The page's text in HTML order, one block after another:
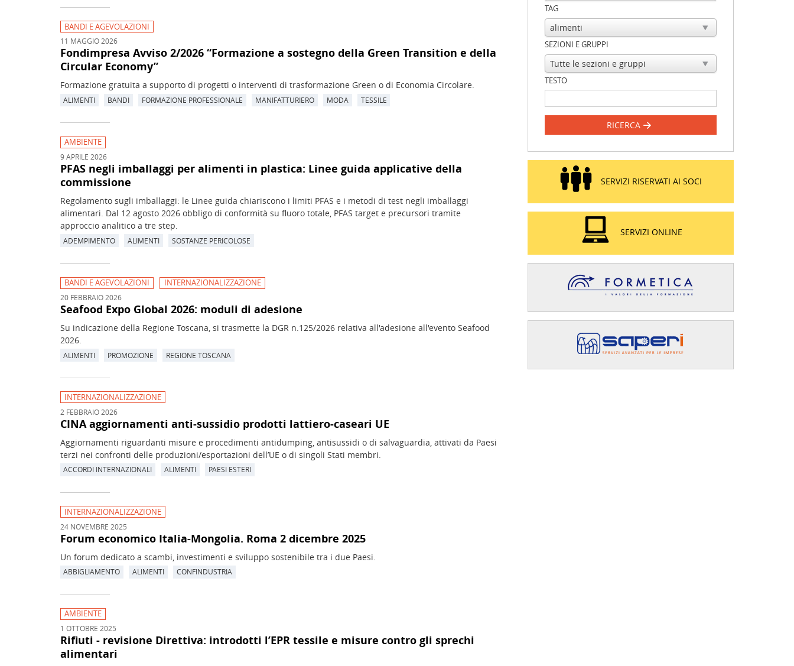
BANDI E AGEVOLAZIONI
11 MAGGIO 2026
Fondimpresa Avviso 2/2026 “Formazione a sostegno della Green Transition e della
Circular Economy”
Formazione gratuita a supporto di progetti o interventi di trasformazione Green o di Economia Circolare.
ALIMENTI BANDI FORMAZIONE PROFESSIONALE MANIFATTURIERO MODA TESSILE
AMBIENTE
9 APRILE 2026
PFAS negli imballaggi per alimenti in plastica: Linee guida applicative della
commissione
Regolamento sugli imballaggi: le Linee guida chiariscono i limiti PFAS e i metodi di test negli imballaggi
alimentari. Dal 12 agosto 2026 obbligo di conformità su fluoro totale, PFAS target e precursori tramite
approccio analitico a tre step.
ADEMPIMENTO ALIMENTI SOSTANZE PERICOLOSE
BANDI E AGEVOLAZIONI INTERNAZIONALIZZAZIONE
20 FEBBRAIO 2026
Seafood Expo Global 2026: moduli di adesione
Su indicazione della Regione Toscana, si trasmette la DGR n.125/2026 relativa all'adesione all'evento Seafood
2026.
ALIMENTI PROMOZIONE REGIONE TOSCANA
INTERNAZIONALIZZAZIONE
2 FEBBRAIO 2026
CINA aggiornamenti anti-sussidio prodotti lattiero-caseari UE
Aggiornamenti riguardanti misure e procedimenti antidumping, antisussidi o di salvaguardia, attivati da Paesi
terzi nei confronti delle produzioni/esportazioni dell’UE o di singoli Stati membri.
ACCORDI INTERNAZIONALI ALIMENTI PAESI ESTERI
INTERNAZIONALIZZAZIONE
24 NOVEMBRE 2025
Forum economico Italia-Mongolia. Roma 2 dicembre 2025
Un forum dedicato a scambi, investimenti e sviluppo sostenibile tra i due Paesi.
ABBIGLIAMENTO ALIMENTI CONFINDUSTRIA
AMBIENTE
1 OTTOBRE 2025
Rifiuti - revisione Direttiva: introdotti l’EPR tessile e misure contro gli sprechi
alimentari
TAG
SEZIONI E GRUPPI
TESTO
RICERCA
SERVIZI RISERVATI AI SOCI
SERVIZI ONLINE